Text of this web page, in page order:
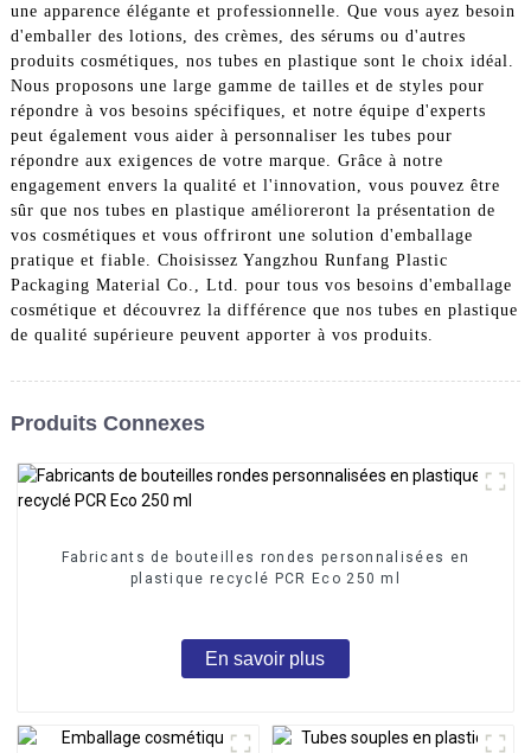
une apparence élégante et professionnelle. Que vous ayez besoin
d'emballer des lotions, des crèmes, des sérums ou d'autres
produits cosmétiques, nos tubes en plastique sont le choix idéal.
Nous proposons une large gamme de tailles et de styles pour
répondre à vos besoins spécifiques, et notre équipe d'experts
peut également vous aider à personnaliser les tubes pour
répondre aux exigences de votre marque. Grâce à notre
engagement envers la qualité et l'innovation, vous pouvez être
sûr que nos tubes en plastique amélioreront la présentation de
vos cosmétiques et vous offriront une solution d'emballage
pratique et fiable. Choisissez Yangzhou Runfang Plastic
Packaging Material Co., Ltd. pour tous vos besoins d'emballage
cosmétique et découvrez la différence que nos tubes en plastique
de qualité supérieure peuvent apporter à vos produits.
Produits Connexes
Fabricants de bouteilles rondes personnalisées en
plastique recyclé PCR Eco 250 ml
En savoir plus